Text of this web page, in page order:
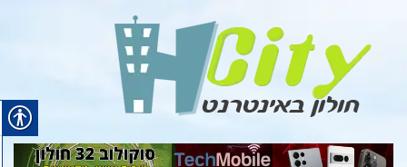
content
Hcity – חולון באינטרנט
פורטל החדשות והמידע של חולון